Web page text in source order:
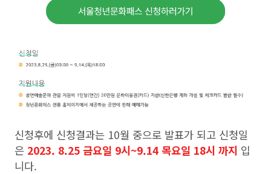
신청후에 신청결과는 10월 중으로 발표가 되고 신청일
은 2023. 8.25 금요일 9시~9.14 목요일 18시 까지 입
니다.